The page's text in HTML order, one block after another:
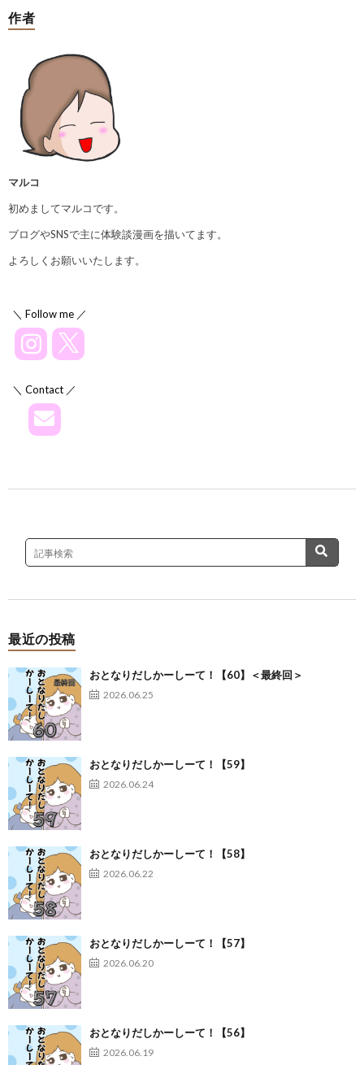
作者
マルコ
初めましてマルコです。
ブログやSNSで主に体験談漫画を描いてます。
よろしくお願いいたします。
＼ Follow me ／
＼ Contact ／
最近の投稿
おとなりだしかーしーて！【60】＜最終回＞
2026.06.25
おとなりだしかーしーて！【59】
2026.06.24
おとなりだしかーしーて！【58】
2026.06.22
おとなりだしかーしーて！【57】
2026.06.20
おとなりだしかーしーて！【56】
2026.06.19